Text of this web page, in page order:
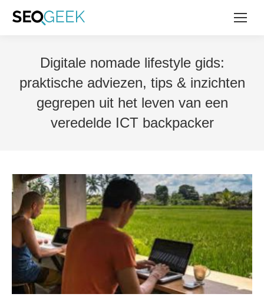
Digitale nomade lifestyle gids:
praktische adviezen, tips & inzichten
gegrepen uit het leven van een
veredelde ICT backpacker